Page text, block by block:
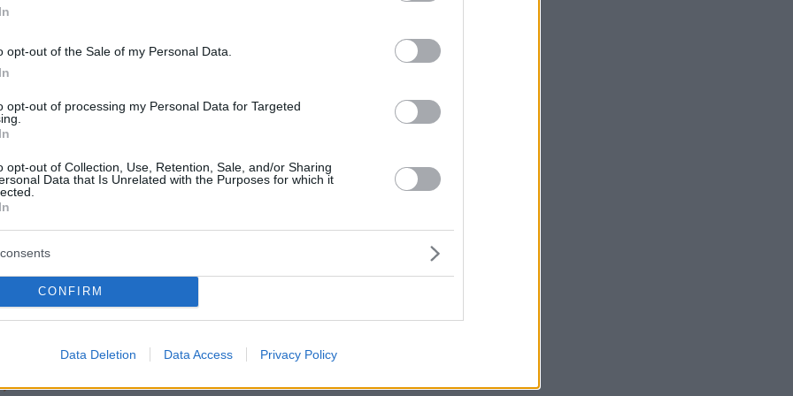
opt-out of the Sale of my Personal Data.
opt-out of processing my Personal Data for Targeted
opt-out of Collection, Use, Retention, Sale, and/or Sharing
Data that Is Unrelated with the Purposes for which it
CONFIRM
Data Deletion Data Access Privacy Policy
ίδρυσαν πρώην ναζί τα χρόνια του 1950,
την πρώτη του νίκη σε εθνική εκλογική
του μποξ έκανε δώρο στον
Μακρόν ο καγκελάριος της
η φωτογράφιση του Γάλλου προέδρου με εικόνες
να ρίχνει μπουνιές σε σάκο του μποξ
τα ίδια πάθη» είπε για την κίνησή του ο
4